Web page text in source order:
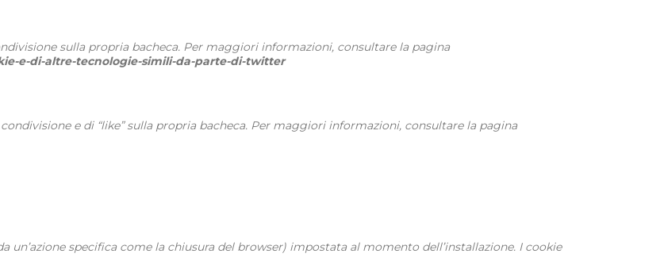
sulla propria bacheca. Per maggiori informazioni, consultare la pagina
e-di-altre-tecnologie-simili-da-parte-di-twitter
e di “like” sulla propria bacheca. Per maggiori informazioni, consultare la pagina
un’azione specifica come la chiusura del browser) impostata al momento dell’installazione. I cookie